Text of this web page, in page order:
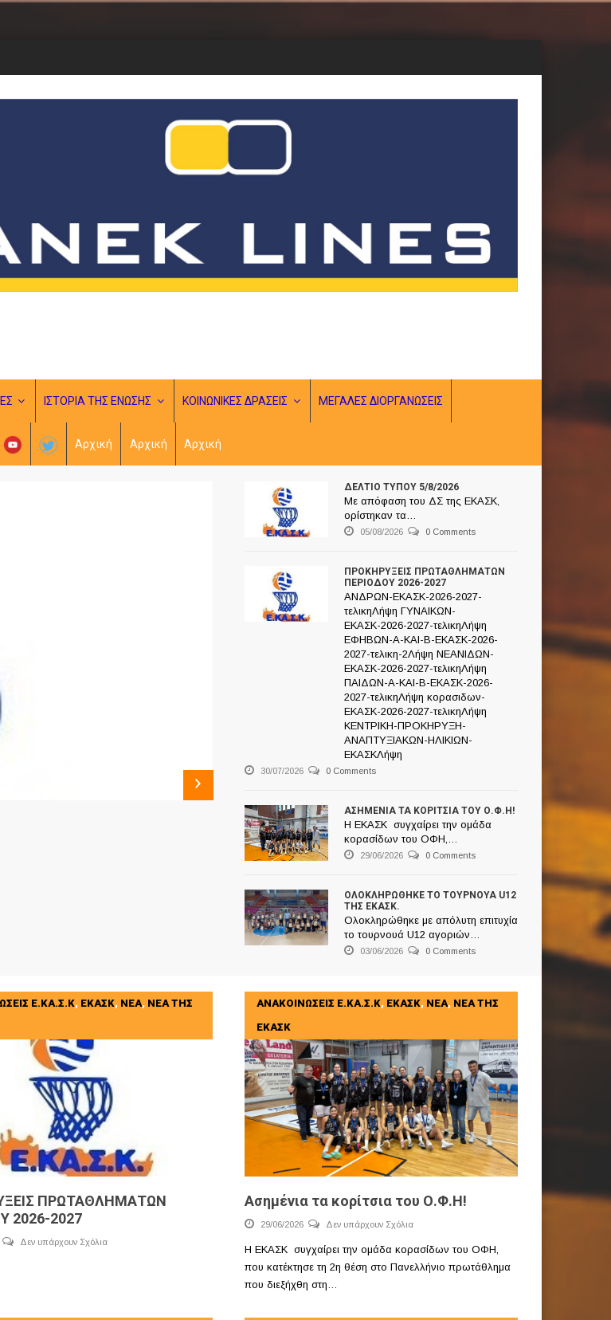
ΙΣΤΟΡΙΑ ΤΗΣ ΕΝΩΣΗΣ ΚΟΙΝΩΝΙΚΕΣ ΔΡΑΣΕΙΣ ΜΕΓΑΛΕΣ ΔΙΟΡΓΑΝΩΣΕΙΣ
Αρχική Αρχική Αρχική
2026-2027
ΑΝΑΚΟΙΝΩΣΕΙΣ Ε.ΚΑ.Σ.Κ ΕΚΑΣΚ ΝΕΑ ΤΗΣ ΕΚΑΣΚ
ΔΕΛΤΙΟ ΤΥΠΟΥ 5/8/2026
Με απόφαση του ΔΣ της ΕΚΑΣΚ,
ορίστηκαν τα…
05/08/2026 0 Comments
ΠΡΟΚΗΡΥΞΕΙΣ ΠΡΩΤΑΘΛΗΜΑΤΩΝ
ΠΕΡΙΟΔΟΥ 2026-2027
ΑΝΔΡΩΝ-ΕΚΑΣΚ-2026-2027-
τελικηΛήψη ΓΥΝΑΙΚΩΝ-
ΕΚΑΣΚ-2026-2027-τελικηΛήψη
ΕΦΗΒΩΝ-Α-ΚΑΙ-Β-ΕΚΑΣΚ-2026-
2027-τελικη-2Λήψη ΝΕΑΝΙΔΩΝ-
ΕΚΑΣΚ-2026-2027-τελικηΛήψη
ΠΑΙΔΩΝ-Α-ΚΑΙ-Β-ΕΚΑΣΚ-2026-
2027-τελικηΛήψη κορασιδων-
ΕΚΑΣΚ-2026-2027-τελικηΛήψη
ΚΕΝΤΡΙΚΗ-ΠΡΟΚΗΡΥΞΗ-
ΑΝΑΠΤΥΞΙΑΚΩΝ-ΗΛΙΚΙΩΝ-
ΕΚΑΣΚΛήψη
30/07/2026 0 Comments
ΑΣΗΜΈΝΙΑ ΤΑ ΚΟΡΊΤΣΙΑ ΤΟΥ Ο.Φ.Η!
Η ΕΚΑΣΚ συγχαίρει την ομάδα
κορασίδων του ΟΦΗ,…
29/06/2026 0 Comments
ΟΛΟΚΛΗΡΏΘΗΚΕ ΤΟ TΟΥΡΝΟΥΆ U12
ΤΗΣ ΕΚΑΣΚ.
Ολοκληρώθηκε με απόλυτη επιτυχία
το τουρνουά U12 αγοριών…
03/06/2026 0 Comments
ΠΡΩΤΑΘΛΗΜΑΤΩΝ
2026-2027
Δεν υπάρχουν Σχόλια
Ε.ΚΑ.Σ.Κ, ΕΚΑΣΚ, ΝΕΑ, ΝΕΑ ΤΗΣ
Ασημένια τα κορίτσια του Ο.Φ.Η!
29/06/2026 Δεν υπάρχουν Σχόλια
Η ΕΚΑΣΚ συγχαίρει την ομάδα κορασίδων του ΟΦΗ,
που κατέκτησε τη 2η θέση στο Πανελλήνιο πρωτάθλημα
που διεξήχθη στη…
ΑΝΑΚΟΙΝΩΣΕΙΣ Ε.ΚΑ.Σ.Κ, ΕΚΑΣΚ, ΝΕΑ, ΝΕΑ ΤΗΣ
ΕΚΑΣΚ